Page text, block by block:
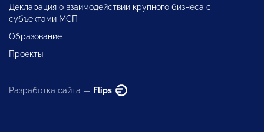
Декларация о взаимодействии крупного бизнеса с
субъектами МСП
Образование
Проекты
Разработка сайта — Flips